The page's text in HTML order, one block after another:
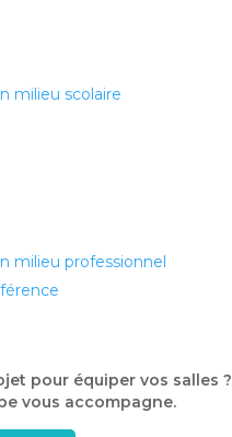
milieu scolaire
milieu professionnel
pour équiper vos salles ?
vous accompagne.